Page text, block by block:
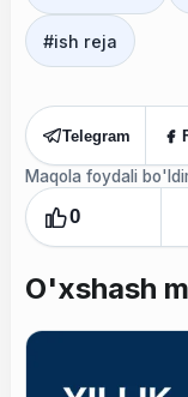
#ish reja
Telegram
Maqola foydali
0
O'xshash